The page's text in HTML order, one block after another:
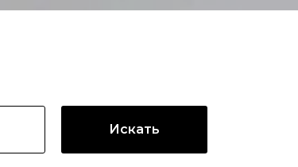
Искать